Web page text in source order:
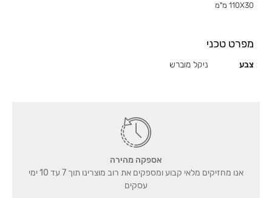
110X30 מ"מ
מפרט טכני
צבע ניקל מוברש
אספקה מהירה
אנו מחזיקים מלאי קבוע ומספקים את רוב מוצרינו תוך 7 עד 10 ימי
עסקים